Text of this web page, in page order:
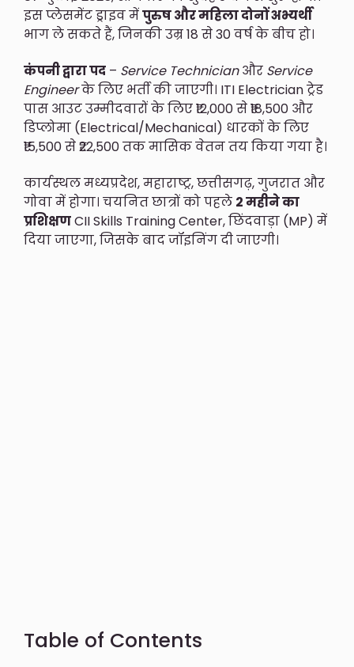
इस प्लेसमेंट ड्राइव मेंपुरुष और महिला दोनों अभ्यर्थी
भाग ले सकते हैं, जिनकी उम्र 18 से 30 वर्ष के बीच हो।
कंपनी द्वारा पद – Service Technicianऔर Service
Engineerके लिए भर्ती की जाएगी। ITI Electrician ट्रेड
पास आउट उम्मीदवारों के लिए ₹12,000 से ₹18,500 और
डिप्लोमा (Electrical/Mechanical) धारकों के लिए
₹15,500 से ₹22,500 तक मासिक वेतन तय किया गया है।
कार्यस्थल मध्यप्रदेश, महाराष्ट्र, छत्तीसगढ़, गुजरात और
गोवा में होगा। चयनित छात्रों को पहले 2 महीने का
प्रशिक्षणCII Skills Training Center, छिंदवाड़ा (MP) में
दिया जाएगा, जिसके बाद जॉइनिंग दी जाएगी।
Table of Contents